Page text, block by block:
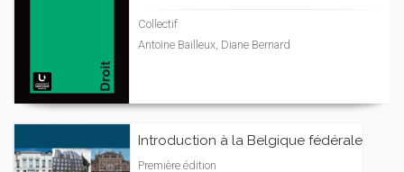
Collectif
Antoine Bailleux, Diane Bernard
Introduction à la Belgique fédérale
Première édition